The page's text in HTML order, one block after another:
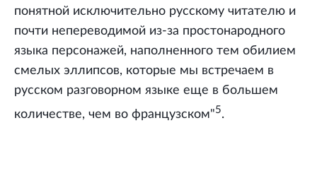
понятной исключительно русскому читателю и
почти непереводимой из-за простонародного
языка персонажей, наполненного тем обилием
смелых эллипсов, которые мы встречаем в
русском разговорном языке еще в большем
количестве, чем во французском"5.